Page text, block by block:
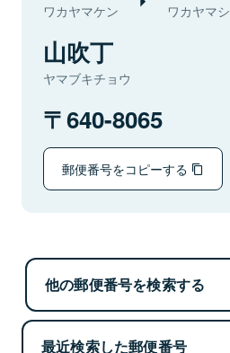
ワカヤマケン ワカヤマシ
山吹丁
ヤマブキチョウ
640-8065
郵便番号をコピーする
他の郵便番号を検索する
最近検索した郵便番号